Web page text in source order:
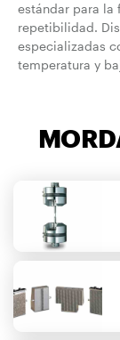
estándar para la
repetibilidad.
especializadas
temperatura y